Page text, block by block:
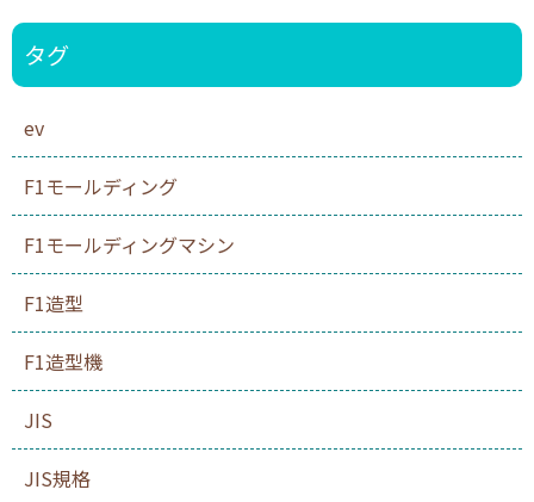
タグ
ev
F1モールディング
F1モールディングマシン
F1造型
F1造型機
JIS
JIS規格